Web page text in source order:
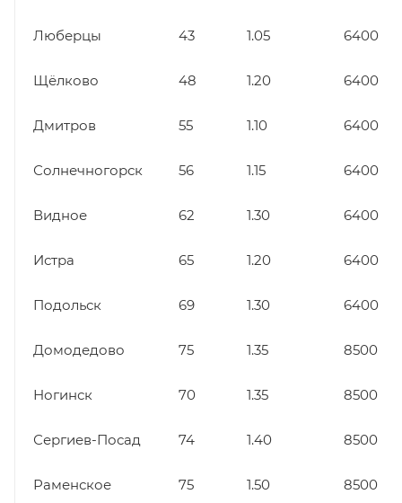
Люберцы 43 1.05 6400
Щёлково 48 1.20 6400
Дмитров 55 1.10 6400
Солнечногорск 56 1.15 6400
Видное 62 1.30 6400
Истра 65 1.20 6400
Подольск 69 1.30 6400
Домодедово 75 1.35 8500
Ногинск 70 1.35 8500
Сергиев-Посад 74 1.40 8500
Раменское 75 1.50 8500